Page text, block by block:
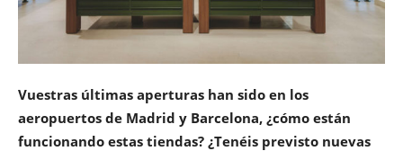
Vuestras últimas aperturas han sido en los
aeropuertos de Madrid y Barcelona, ¿cómo están
funcionando estas tiendas? ¿Tenéis previsto nuevas